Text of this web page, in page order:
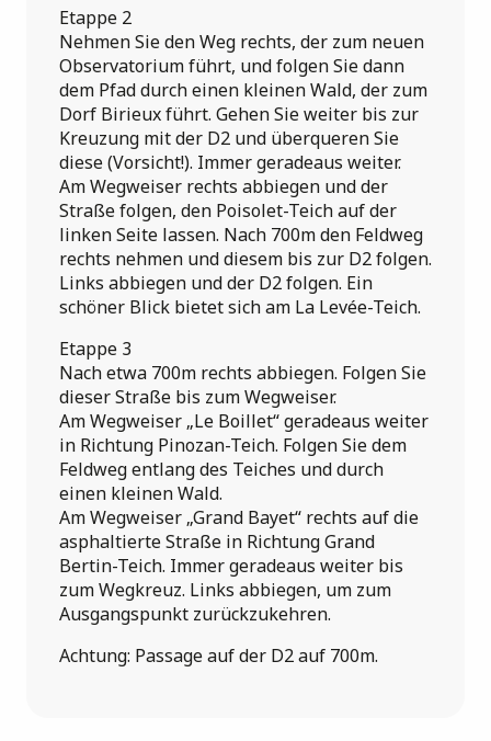
Etappe 2
Nehmen Sie den Weg rechts, der zum neuen
Observatorium führt, und folgen Sie dann
dem Pfad durch einen kleinen Wald, der zum
Dorf Birieux führt. Gehen Sie weiter bis zur
Kreuzung mit der D2 und überqueren Sie
diese (Vorsicht!). Immer geradeaus weiter.
Am Wegweiser rechts abbiegen und der
Straße folgen, den Poisolet-Teich auf der
linken Seite lassen. Nach 700m den Feldweg
rechts nehmen und diesem bis zur D2 folgen.
Links abbiegen und der D2 folgen. Ein
schöner Blick bietet sich am La Levée-Teich.
Etappe 3
Nach etwa 700m rechts abbiegen. Folgen Sie
dieser Straße bis zum Wegweiser.
Am Wegweiser „Le Boillet“ geradeaus weiter
in Richtung Pinozan-Teich. Folgen Sie dem
Feldweg entlang des Teiches und durch
einen kleinen Wald.
Am Wegweiser „Grand Bayet“ rechts auf die
asphaltierte Straße in Richtung Grand
Bertin-Teich. Immer geradeaus weiter bis
zum Wegkreuz. Links abbiegen, um zum
Ausgangspunkt zurückzukehren.
Achtung: Passage auf der D2 auf 700m.